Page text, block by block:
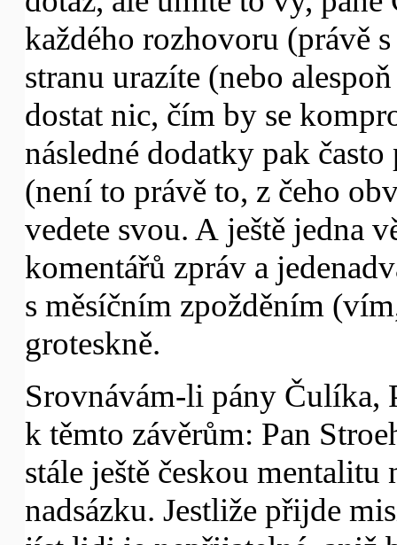
každého rozhovoru (právě
stranu urazíte (nebo
dostat nic, čím by se
následné dodatky pak
(není to právě to, z čeho
vedete svou. A ještě jedna
komentářů zpráv a
s měsíčním zpožděním
groteskně.
Srovnávám-li pány Čulíka,
k těmto závěrům: Pan
stále ještě českou
nadsázku. Jestliže přijde